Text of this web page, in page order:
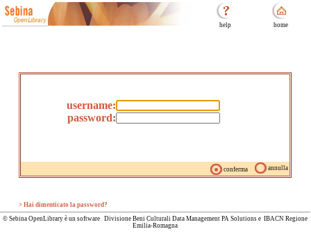
help home
username:
password:
conferma annulla
> Hai dimenticato la password?
© Sebina OpenLibrary è un software Divisione Beni Culturali Data Management PA Solutions e IBACN Regione
Emilia-Romagna